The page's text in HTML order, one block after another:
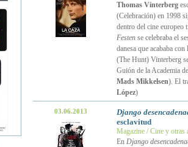
Thomas Vinterberg
(Celebración) en 1998
dentro del cine europeo
Festense celebraba el
danesa que acababa
(The Hunt) Vinterberg
Guión de la Academia
Mads Mikkelsen). El
López)
03.06.2013
Django
esclavitud
Magazine / Cine y otras
En Django